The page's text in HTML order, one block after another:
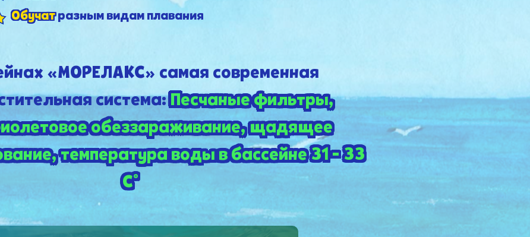
Обучатразным видам плавания
«МОРЕЛАКС» самая современная
система:Песчаные фильтры,
обеззараживание, щадящее
температура воды в бассейне 31 - 33
С°